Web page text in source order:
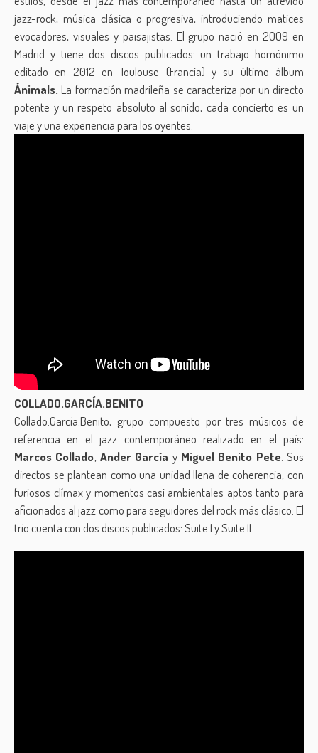
jazz-rock, música clásica o progresiva, introduciendo matices
evocadores, visuales y paisajistas. El grupo nació en 2009 en
Madrid y tiene dos discos publicados: un trabajo homónimo
editado en 2012 en Toulouse (Francia) y su último álbum
Ánimals. La formación madrileña se caracteriza por un directo
potente y un respeto absoluto al sonido, cada concierto es un
viaje y una experiencia para los oyentes.
COLLADO.GARCÍA.BENITO
Collado.García.Benito, grupo compuesto por tres músicos de
referencia en el jazz contemporáneo realizado en el país:
Marcos Collado, Ander García y Miguel Benito Pete. Sus
directos se plantean como una unidad llena de coherencia, con
furiosos clímax y momentos casi ambientales aptos tanto para
aficionados al jazz como para seguidores del rock más clásico. El
trío cuenta con dos discos publicados: Suite I y Suite II.